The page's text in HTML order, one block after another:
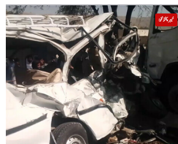
خیبر پختونخوا